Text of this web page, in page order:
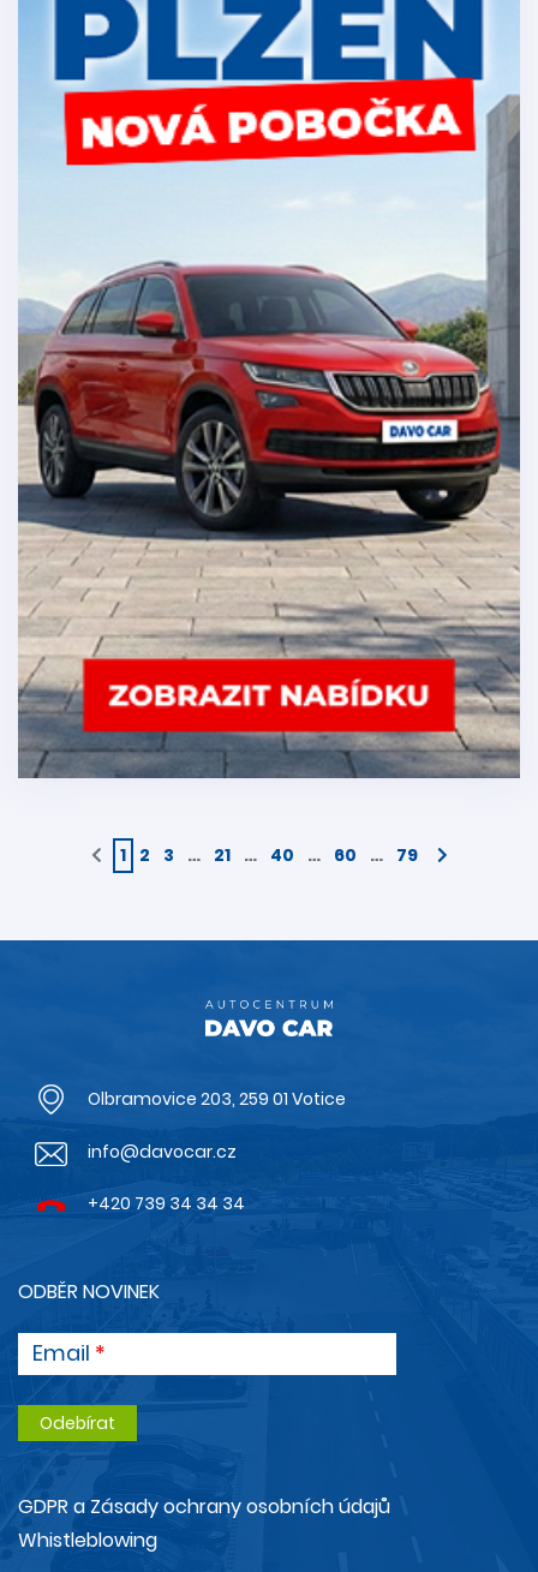
1 2 3 … 21 … 40 … 60 … 79
Olbramovice 203, 259 01 Votice
info@davocar.cz
+420 739 34 34 34
ODBĚR NOVINEK
Email
GDPR a Zásady ochrany osobních údajů
Whistleblowing